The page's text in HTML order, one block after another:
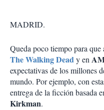
MADRID.
Queda poco tiempo para
The Walking Deady en
expectativas de los millones
mundo. Por ejemplo, con
entrega de la ficción basada
Kirkman.